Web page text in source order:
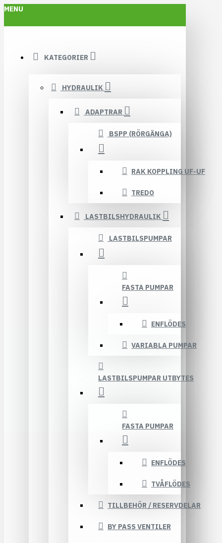
MENU
KATEGORIER
HYDRAULIK
ADAPTRAR
BSPP (RÖRGÄNGA)
RAK KOPPLING UF-UF
TREDO
LASTBILSHYDRAULIK
LASTBILSPUMPAR
FASTA PUMPAR
ENFLÖDES
VARIABLA PUMPAR
LASTBILSPUMPAR UTBYTES
FASTA PUMPAR
ENFLÖDES
TVÅFLÖDES
TILLBEHÖR / RESERVDELAR
BY PASS VENTILER